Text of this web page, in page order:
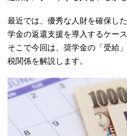
最近では、優秀な人財を確保し
学金の返還支援を導入するケー
そこで今回は、奨学金の「受給
税関係を解説します。